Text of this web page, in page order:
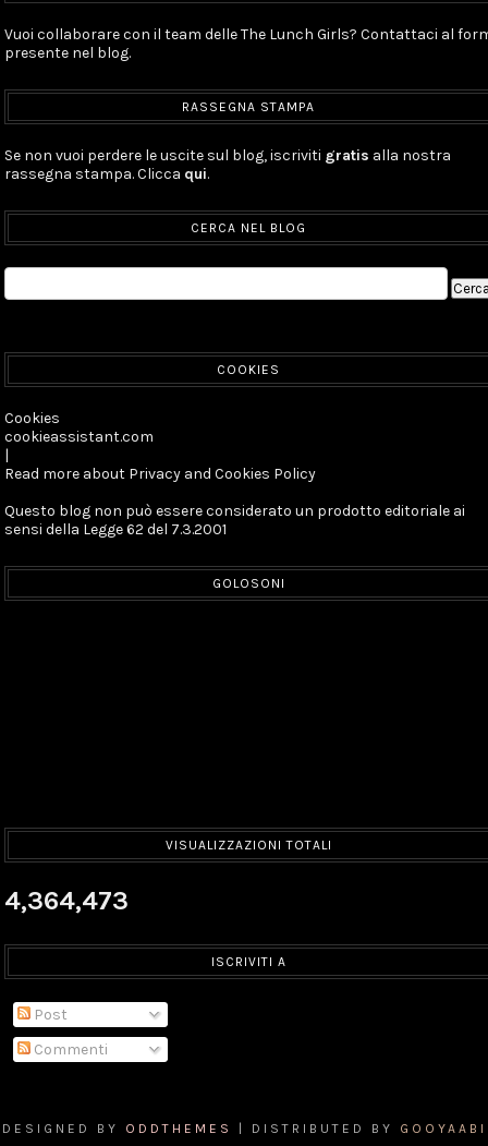
Vuoi collaborare con il team delle The Lunch Girls? Contattaci al
presente nel blog.
RASSEGNA STAMPA
Se non vuoi perdere le uscite sul blog, iscriviti gratis alla nostra
rassegna stampa. Clicca qui.
CERCA NEL BLOG
COOKIES
Cookies
cookieassistant.com
|
Read more about Privacy and Cookies Policy
Questo blog non può essere considerato un prodotto editoriale ai
sensi della Legge 62 del 7.3.2001
GOLOSONI
VISUALIZZAZIONI TOTALI
4,364,473
ISCRIVITI A
Post
Commenti
DESIGNED BY ODDTHEMES | DISTRIBUTED BY GOOYAABI